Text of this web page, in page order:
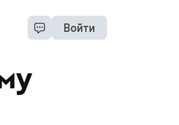
Войти